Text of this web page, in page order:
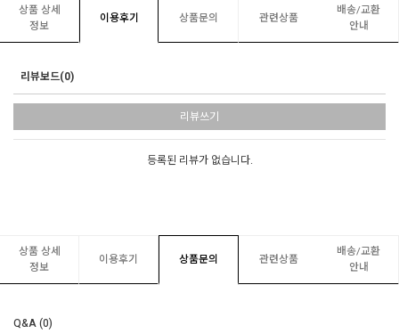
상품 상세
정보
이용후기 상품문의 관련상품
배송/교환
안내
리뷰보드(0)
리뷰쓰기
등록된 리뷰가 없습니다.
상품 상세
정보
이용후기 상품문의 관련상품
배송/교환
안내
Q&A (0)